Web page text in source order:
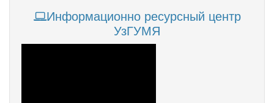
Информационно ресурсный центр
УзГУМЯ